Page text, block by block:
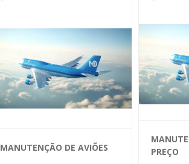
MANUTENÇÃO DE AVIÕES
PREÇO